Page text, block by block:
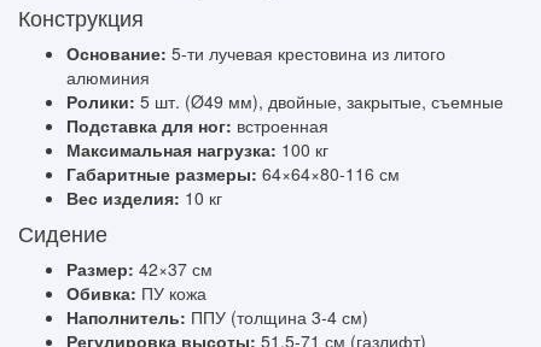
Конструкция
Основание: 5-ти лучевая крестовина из литого
алюминия
Ролики: 5 шт. (Ø49 мм), двойные, закрытые, съемные
Подставка для ног: встроенная
Максимальная нагрузка: 100 кг
Габаритные размеры: 64×64×80-116 см
Вес изделия: 10 кг
Сидение
Размер: 42×37 см
Обивка: ПУ кожа
Наполнитель: ППУ (толщина 3-4 см)
Регулировка высоты: 51,5-71 см (газлифт)